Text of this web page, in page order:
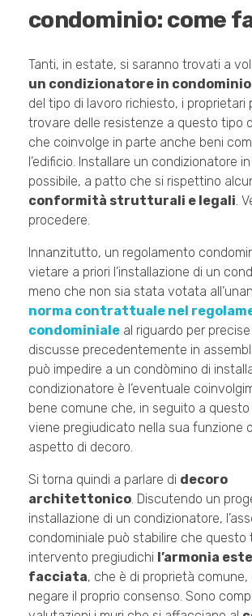
condominio: come
Tanti, in estate, si saranno trovati a
un condizionatore in condominio
del tipo di lavoro richiesto, i proprietari
trovare delle resistenze a questo tipo
che coinvolge in parte anche beni
l’edificio. Installare un condizionatore
possibile, a patto che si rispettino
conformità strutturali e legali .
procedere.
Innanzitutto, un regolamento
vietare a priori l’installazione di un
meno che non sia stata votata
norma contrattuale nel
condominiale al riguardo per
discusse precedentemente in
può impedire a un condòmino di
condizionatore è l’eventuale
bene comune che, in seguito a
viene pregiudicato nella sua funzione
aspetto di decoro.
Si torna quindi a parlare di decoro
architettonico . Discutendo un
installazione di un condizionatore,
condominiale può stabilire che questo
intervento pregiudichi l’armonia
facciata, che è di proprietà comune,
negare il proprio consenso. Sono